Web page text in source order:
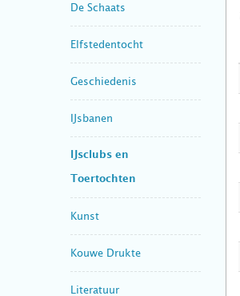
De Schaats
Elfstedentocht
Geschiedenis
IJsbanen
IJsclubs en
Toertochten
Kunst
Kouwe Drukte
Literatuur